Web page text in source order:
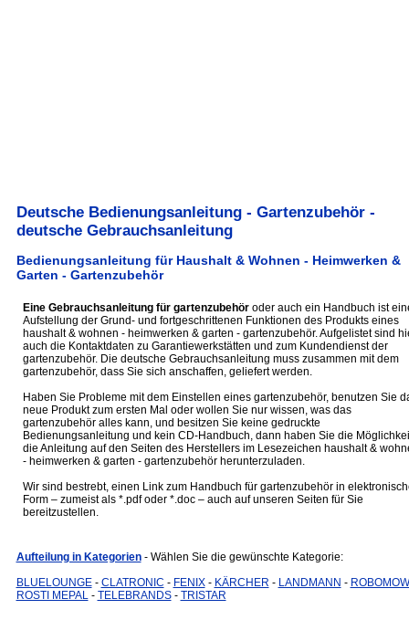
Deutsche Bedienungsanleitung - Gartenzubehör -
deutsche Gebrauchsanleitung
Bedienungsanleitung für Haushalt & Wohnen - Heimwerken &
Garten - Gartenzubehör
Eine Gebrauchsanleitung für gartenzubehöroder auch ein Handbuch ist
Aufstellung der Grund- und fortgeschrittenen Funktionen des Produkts eines
haushalt & wohnen - heimwerken & garten - gartenzubehör. Aufgelistet sind
auch die Kontaktdaten zu Garantiewerkstätten und zum Kundendienst der
gartenzubehör. Die deutsche Gebrauchsanleitung muss zusammen mit dem
gartenzubehör, dass Sie sich anschaffen, geliefert werden.
Haben Sie Probleme mit dem Einstellen eines gartenzubehör, benutzen Sie
neue Produkt zum ersten Mal oder wollen Sie nur wissen, was das
gartenzubehör alles kann, und besitzen Sie keine gedruckte
Bedienungsanleitung und kein CD-Handbuch, dann haben Sie die
die Anleitung auf den Seiten des Herstellers im Lesezeichen haushalt &
- heimwerken & garten - gartenzubehör herunterzuladen.
Wir sind bestrebt, einen Link zum Handbuch für gartenzubehör in
Form – zumeist als *.pdf oder *.doc – auch auf unseren Seiten für Sie
bereitzustellen.
Aufteilung in Kategorien - Wählen Sie die gewünschte Kategorie:
BLUELOUNGE- CLATRONIC - FENIX- KÄRCHER - LANDMANN - ROBOMOW
ROSTI MEPAL- TELEBRANDS- TRISTAR